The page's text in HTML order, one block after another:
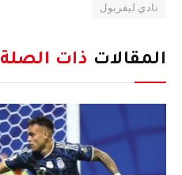
نادي ​ليفربول
المقالات ذات الصلة